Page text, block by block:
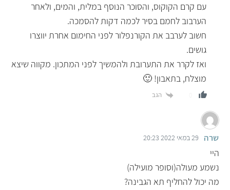
עם קרם הקוקוס, והסוכר הנוסף במלית, והמים, ולאחר
הערבוב לחמם בסיר לכמה דקות להסמכה.
חשוב לערבב את הקורנפלור לפני החימום אחרת יווצרו
גושים.
ואז לקרר את התערובת ולהמשיך לפני המתכון. מקווה שיצא
מוצלח, בתאבון! 🙂
הגב
שרה 29 במאי 2022 20:23
היי
נשמע מעולה(וסופר מועילה)
מה יכול להחליף תא הגבינה?